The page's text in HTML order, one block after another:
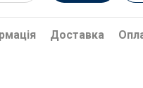
Доставка